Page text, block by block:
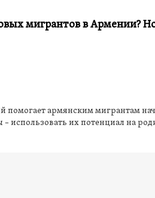
мигрантов в Армении?
помогает армянским мигрантам
использовать их потенциал на